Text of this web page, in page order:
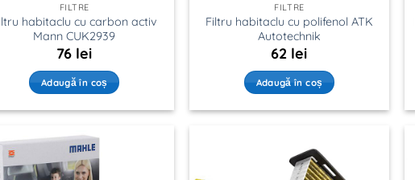
FILTRE
habitaclu cu carbon activ
Mann CUK2939
76 lei
Adaugă în coș
FILTRE
Filtru habitaclu cu polifenol ATK
Autotechnik
62 lei
Adaugă în coș